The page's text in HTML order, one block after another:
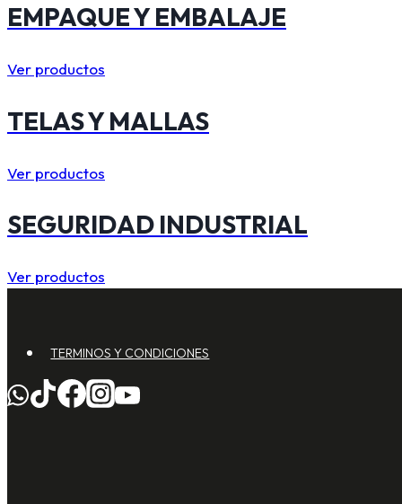
EMPAQUE Y EMBALAJE
Ver productos
TELAS Y MALLAS
Ver productos
SEGURIDAD INDUSTRIAL
Ver productos
TERMINOS Y CONDICIONES